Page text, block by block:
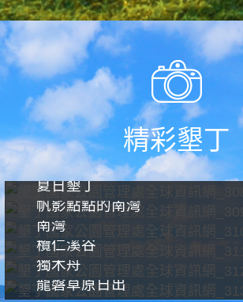
精彩墾丁
夏日墾丁
帆影點點的南灣
南灣
欖仁溪谷
獨木舟
龍磐草原日出